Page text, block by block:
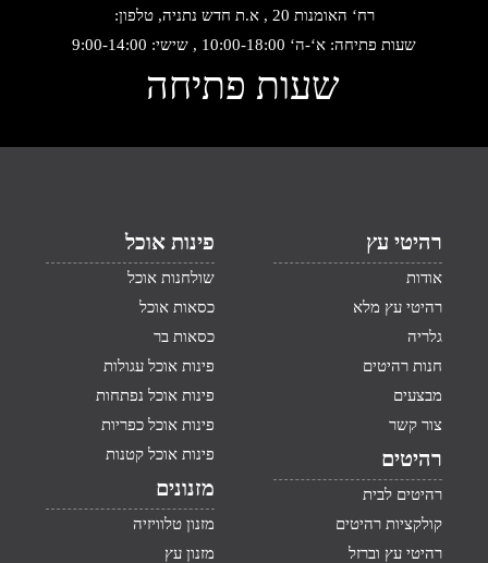
רח‘ האומנות 20 , א.ת חדש נתניה, טלפון:
שעות פתיחה: א‘-ה‘ 10:00-18:00 , שישי: 9:00-14:00
שעות פתיחה
רהיטי עץ
אודות
רהיטי עץ מלא
גלריה
חנות רהיטים
מבצעים
צור קשר
רהיטים
רהיטים לבית
קולקציות רהיטים
רהיטי עץ וברזל
פינות אוכל
שולחנות אוכל
כסאות אוכל
כסאות בר
פינות אוכל עגולות
פינות אוכל נפתחות
פינות אוכל כפריות
פינות אוכל קטנות
מזנונים
מזנון טלוויזיה
מזנון עץ